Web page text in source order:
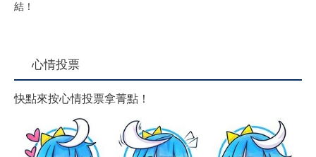
結！
心情投票
快點來按心情投票拿菁點！